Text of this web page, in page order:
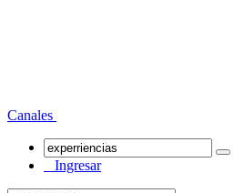
Canales
Ingresar